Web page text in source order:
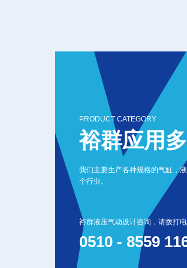
PRODUCT CATEGORY
裕群应用
我们主要生产各种规格的气缸，
个行业。
裕群液压气动设计咨询，请拨打电
0510 - 8559